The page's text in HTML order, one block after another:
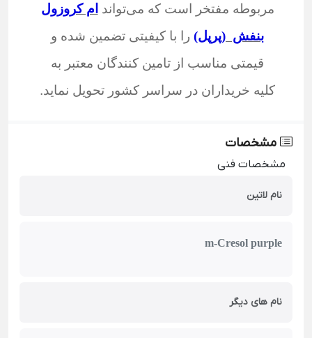
مربوطه مفتخر است که می‌تواند ام کروزول
بنفش (پرپل) را با کیفیتی تضمین شده و
قیمتی مناسب از تامین کنندگان معتبر به
کلیه خریداران در سراسر کشور تحویل نماید.
مشخصات
مشخصات فنی
نام لاتین
m-Cresol purple
نام های دیگر